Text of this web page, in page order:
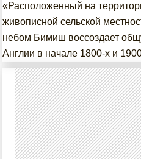
«Расположенный на
живописной сельской
небом Бимиш воссоздает
Англии в начале 1800-х и